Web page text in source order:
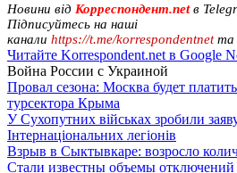
Новини від Корреспондент.netв
Підписуйтесь на наші
канали https://t.me/korrespondentnetта
Читайте Korrespondent.net в Google
Война России с Украиной
Провал сезона: Москва будет
турсектора Крыма
У Сухопутних військах зробили
Інтернаціональних легіонів
Взрыв в Сыктывкаре: возросло
Стали известны объемы